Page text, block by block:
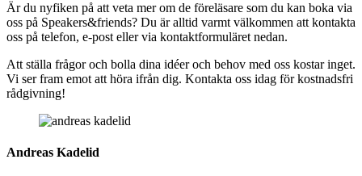
Är du nyfiken på att veta mer om de föreläsare som du kan boka via
oss på Speakers&friends? Du är alltid varmt välkommen att kontakta
oss på telefon, e-post eller via kontaktformuläret nedan.
Att ställa frågor och bolla dina idéer och behov med oss kostar inget.
Vi ser fram emot att höra ifrån dig. Kontakta oss idag för kostnadsfri
rådgivning!
Andreas Kadelid ​